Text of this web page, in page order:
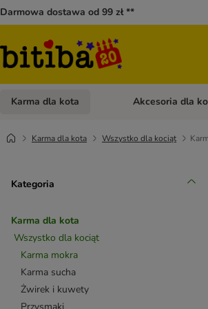
Darmowa dostawa od 99 zł **
Karma dla kota Otwórz menu
Akcesoria dla
Karma dla kota Wszystko dla kociąt
Kategoria
Karma dla kota
Wszystko dla kociąt
Karma mokra
Karma sucha
Żwirek i kuwety